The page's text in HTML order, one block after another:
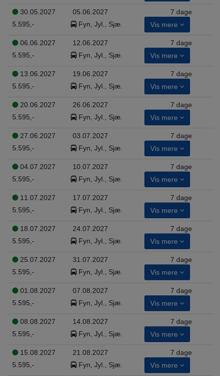
30.05.2027 05.06.2027
7 dage
5.595,-
Fyn, Jyl., Sjæ. Vis mere
06.06.2027 12.06.2027
7 dage
5.595,-
Fyn, Jyl., Sjæ. Vis mere
13.06.2027 19.06.2027
7 dage
5.595,-
Fyn, Jyl., Sjæ. Vis mere
20.06.2027 26.06.2027
7 dage
5.595,-
Fyn, Jyl., Sjæ. Vis mere
27.06.2027 03.07.2027
7 dage
5.595,-
Fyn, Jyl., Sjæ. Vis mere
04.07.2027 10.07.2027
7 dage
5.595,-
Fyn, Jyl., Sjæ. Vis mere
11.07.2027 17.07.2027
7 dage
5.595,-
Fyn, Jyl., Sjæ. Vis mere
18.07.2027 24.07.2027
7 dage
5.595,-
Fyn, Jyl., Sjæ. Vis mere
25.07.2027 31.07.2027
7 dage
5.595,-
Fyn, Jyl., Sjæ. Vis mere
01.08.2027 07.08.2027
7 dage
5.595,-
Fyn, Jyl., Sjæ. Vis mere
08.08.2027 14.08.2027
7 dage
5.595,-
Fyn, Jyl., Sjæ. Vis mere
15.08.2027 21.08.2027
7 dage
5.595,-
Fyn, Jyl., Sjæ. Vis mere